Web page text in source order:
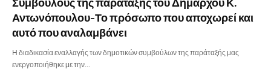
Συμβούλους της παράταξης του Δήμαρχου Κ.
Αντωνόπουλου-Το πρόσωπο που αποχωρεί και
αυτό που αναλαμβάνει
Η διαδικασία εναλλαγής των δημοτικών συμβούλων της παράταξής μας
ενεργοποιήθηκε με την…